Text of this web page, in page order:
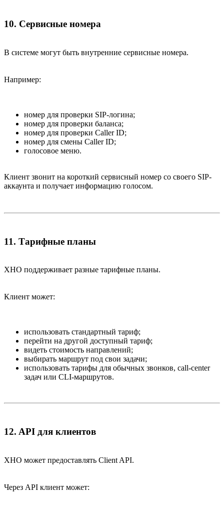
10. Сервисные номера​
В системе могут быть внутренние сервисные номера.
Например:
номер для проверки SIP-логина;
номер для проверки баланса;
номер для проверки Caller ID;
номер для смены Caller ID;
голосовое меню.
Клиент звонит на короткий сервисный номер со своего SIP-
аккаунта и получает информацию голосом.
11. Тарифные планы​
XHO поддерживает разные тарифные планы.
Клиент может:
использовать стандартный тариф;
перейти на другой доступный тариф;
видеть стоимость направлений;
выбирать маршрут под свои задачи;
использовать тарифы для обычных звонков, call-center
задач или CLI-маршрутов.
12. API для клиентов​
XHO может предоставлять Client API.
Через API клиент может: